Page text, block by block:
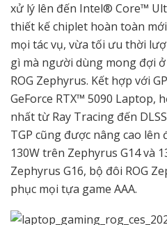
xử lý lên đến Intel® Core™
thiết kế chiplet hoàn toàn
mọi tác vụ, vừa tối ưu thời
gì mà người dùng mong đợi
ROG Zephyrus. Kết hợp với
GeForce RTX™ 5090 Laptop,
nhất từ Ray Tracing đến
TGP cũng được nâng cao lên
130W trên Zephyrus G14 và
Zephyrus G16, bộ đôi ROG
phục mọi tựa game AAA.